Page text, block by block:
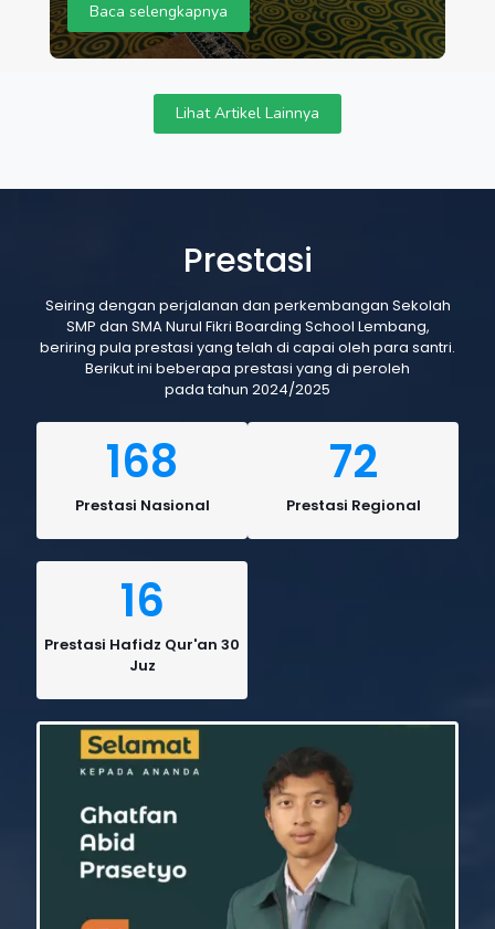
Baca selengkapnya
Lihat Artikel Lainnya
Prestasi
Seiring dengan perjalanan dan perkembangan Sekolah
SMP dan SMA Nurul Fikri Boarding School Lembang,
beriring pula prestasi yang telah di capai oleh para santri.
Berikut ini beberapa prestasi yang di peroleh
pada tahun 2024/2025
168
Prestasi Nasional
72
Prestasi Regional
16
Prestasi Hafidz Qur'an 30
Juz